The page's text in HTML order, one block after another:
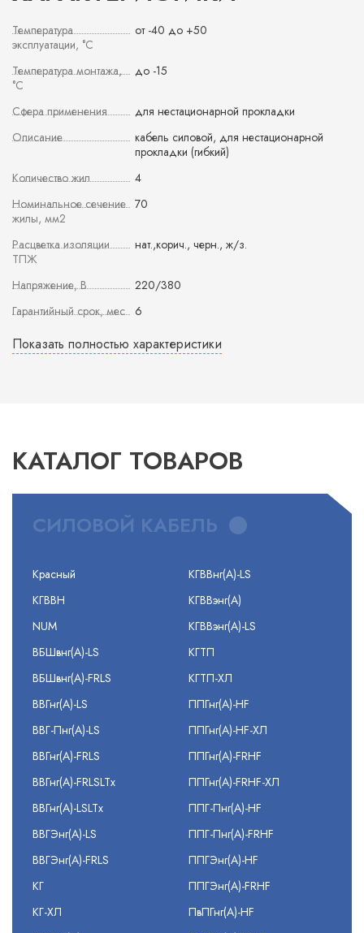
Температура
эксплуатации, °С
от -40 до +50
Температура монтажа,
°С
до -15
Сфера применения
для нестационарной прокладки
Описание
кабель силовой, для нестационарной
прокладки (гибкий)
Количество жил
4
Номинальное сечение
жилы, мм2
70
Расцветка изоляции
ТПЖ
нат.,корич., черн., ж/з.
Напряжение, В
220/380
Гарантийный срок, мес
6
Показать полностью характеристики
КАТАЛОГ ТОВАРОВ
СИЛОВОЙ КАБЕЛЬ
Красный
КГВВН
NUM
ВБШвнг(А)-LS
ВБШвнг(А)-FRLS
ВВГнг(А)-LS
ВВГ-Пнг(А)-LS
ВВГнг(А)-FRLS
ВВГнг(А)-FRLSLTx
ВВГнг(А)-LSLTx
ВВГЭнг(А)-LS
ВВГЭнг(А)-FRLS
КГ
КГ-ХЛ
КГВВнг(А)-LS
КГВВэнг(А)
КГВВэнг(А)-LS
КГТП
КГТП-ХЛ
ППГнг(А)-HF
ППГнг(А)-HF-ХЛ
ППГнг(А)-FRHF
ППГнг(А)-FRHF-ХЛ
ППГ-Пнг(А)-HF
ППГ-Пнг(А)-FRHF
ППГЭнг(А)-HF
ППГЭнг(А)-FRHF
ПвПГнг(А)-HF